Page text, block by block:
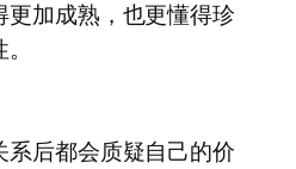
加成熟，也更懂得珍
后都会质疑自己的价